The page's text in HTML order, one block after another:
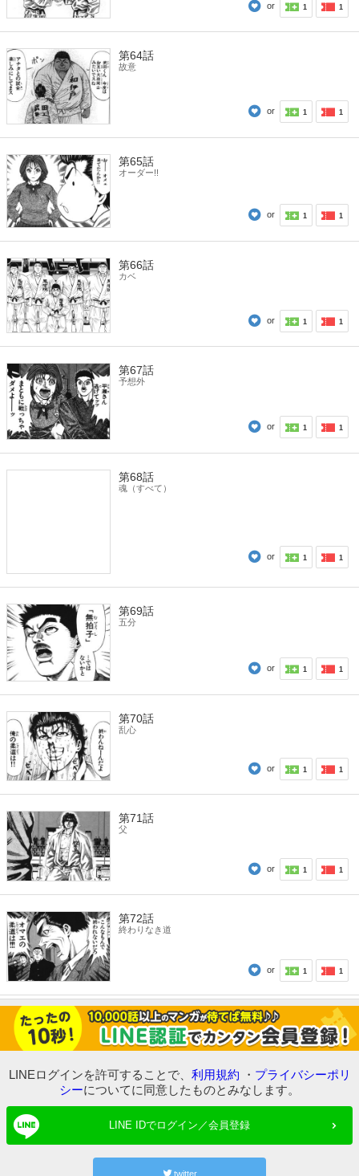
or 1 1
第64話
故意
or 1 1
第65話
オーダー!!
or 1 1
第66話
カベ
or 1 1
第67話
予想外
or 1 1
第68話
魂（すべて）
or 1 1
第69話
五分
or 1 1
第70話
乱心
or 1 1
第71話
父
or 1 1
第72話
終わりなき道
or 1 1
LINEログインを許可することで、 利用規約 ・ プライバシーポリ
シーについてに同意したものとみなします。
LINE IDでログイン／会員登録
twitter